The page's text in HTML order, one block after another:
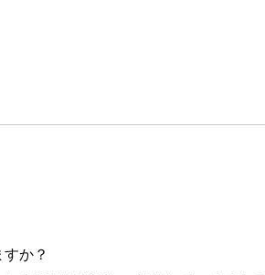
か？